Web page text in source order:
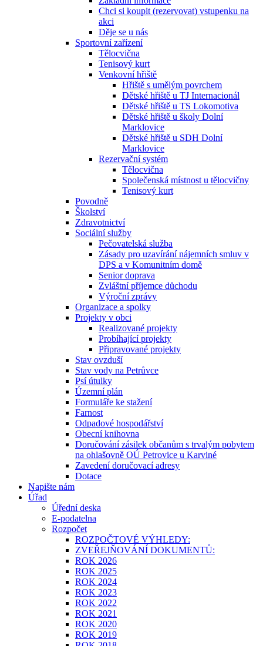
Chci si koupit (rezervovat) vstupenku na
akci
Děje se u nás
Sportovní zařízení
Tělocvična
Tenisový kurt
Venkovní hřiště
Hřiště s umělým povrchem
Dětské hřiště u TJ Internacionál
Dětské hřiště u TS Lokomotiva
Dětské hřiště u školy Dolní
Marklovice
Dětské hřiště u SDH Dolní
Marklovice
Rezervační systém
Tělocvična
Společenská místnost u tělocvičny
Tenisový kurt
Povodně
Školství
Zdravotnictví
Sociální služby
Pečovatelská služba
Zásady pro uzavírání nájemních smluv v
DPS a v Komunitním domě
Senior doprava
Zvláštní příjemce důchodu
Výroční zprávy
Organizace a spolky
Projekty v obci
Realizované projekty
Probíhající projekty
Připravované projekty
Stav ovzduší
Stav vody na Petrůvce
Psí útulky
Územní plán
Formuláře ke stažení
Farnost
Odpadové hospodářství
Obecní knihovna
Doručování zásilek občanům s trvalým pobytem
na ohlašovně OÚ Petrovice u Karviné
Zavedení doručovací adresy
Dotace
Napište nám
Úřad
Úřední deska
E-podatelna
Rozpočet
ROZPOČTOVÉ VÝHLEDY:
ZVEŘEJŇOVÁNÍ DOKUMENTŮ:
ROK 2026
ROK 2025
ROK 2024
ROK 2023
ROK 2022
ROK 2021
ROK 2020
ROK 2019